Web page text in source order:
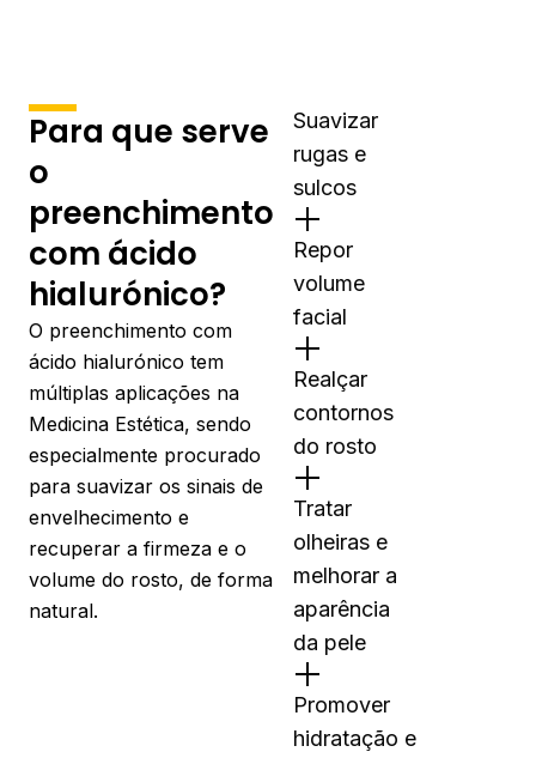
Para que serve
o
preenchimento
com ácido
hialurónico?
O preenchimento com
ácido hialurónico tem
múltiplas aplicações na
Medicina Estética, sendo
especialmente procurado
para suavizar os sinais de
envelhecimento e
recuperar a firmeza e o
volume do rosto, de forma
natural.
Suavizar
rugas e
sulcos
Repor
volume
facial
Realçar
contornos
do rosto
Tratar
olheiras e
melhorar a
aparência
da pele
Promover
hidratação e